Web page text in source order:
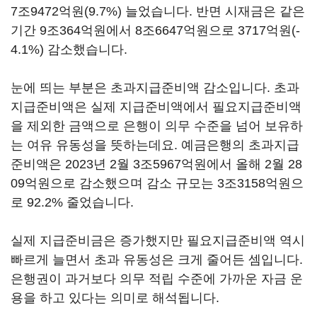
7조9472억원(9.7%) 늘었습니다. 반면 시재금은 같은
기간 9조364억원에서 8조6647억원으로 3717억원(-
4.1%) 감소했습니다.
눈에 띄는 부분은 초과지급준비액 감소입니다. 초과
지급준비액은 실제 지급준비액에서 필요지급준비액
을 제외한 금액으로 은행이 의무 수준을 넘어 보유하
는 여유 유동성을 뜻하는데요. 예금은행의 초과지급
준비액은 2023년 2월 3조5967억원에서 올해 2월 28
09억원으로 감소했으며 감소 규모는 3조3158억원으
로 92.2% 줄었습니다.
실제 지급준비금은 증가했지만 필요지급준비액 역시
빠르게 늘면서 초과 유동성은 크게 줄어든 셈입니다.
은행권이 과거보다 의무 적립 수준에 가까운 자금 운
용을 하고 있다는 의미로 해석됩니다.